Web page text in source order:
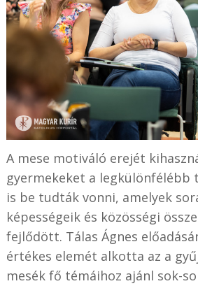
A mese motiváló erejét
gyermekeket a legkülönfélébb
is be tudták vonni, amelyek
képességeik és közösségi
fejlődött. Tálas Ágnes
értékes elemét alkotta az a
mesék fő témáihoz ajánl sok-